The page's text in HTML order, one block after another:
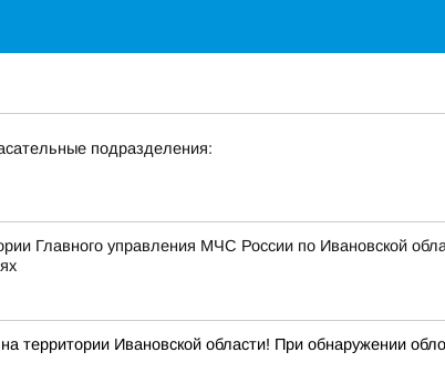
подразделения:
Главного управления МЧС России по Ивановской
территории Ивановской области! При обнаружении